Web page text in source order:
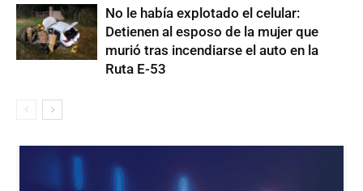
No le había explotado el celular:
Detienen al esposo de la mujer que
murió tras incendiarse el auto en la
Ruta E-53